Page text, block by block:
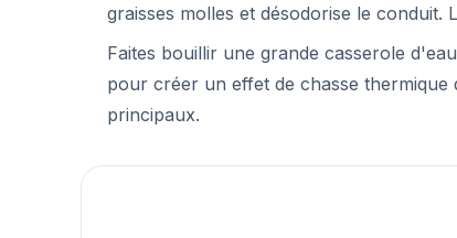
graisses molles et désodorise le conduit.
Faites bouillir une grande casserole
pour créer un effet de chasse thermique
principaux.